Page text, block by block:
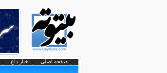
صفحه اصلی اخبار داغ